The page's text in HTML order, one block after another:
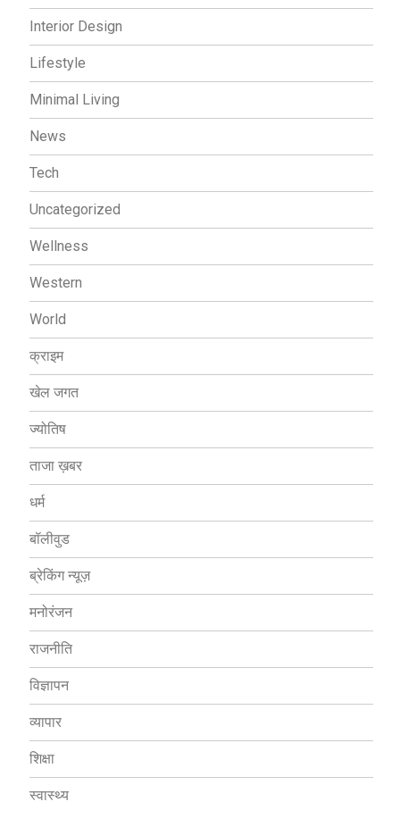
Interior Design
Lifestyle
Minimal Living
News
Tech
Uncategorized
Wellness
Western
World
क्राइम
खेल जगत
ज्योतिष
ताजा ख़बर
धर्म
बॉलीवुड
ब्रेकिंग न्यूज़
मनोरंजन
राजनीति
विज्ञापन
व्यापार
शिक्षा
स्वास्थ्य